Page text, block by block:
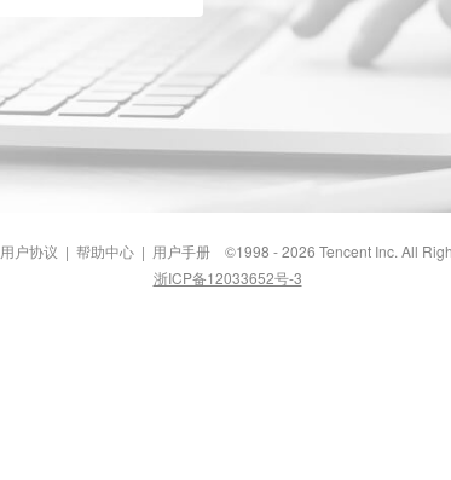
用户协议 | 帮助中心 | 用户手册©1998 - 2026 Tencent Inc. All
浙ICP备12033652号-3